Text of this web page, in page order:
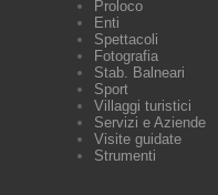
Proloco
Enti
Spettacoli
Fotografia
Stab. Balneari
Sport
Villaggi turistici
Servizi e Aziende
Visite guidate
Strumenti